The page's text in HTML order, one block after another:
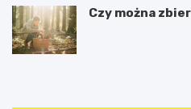
Czy można